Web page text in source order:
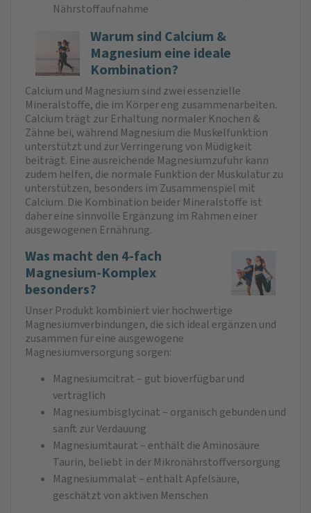
Nährstoffaufnahme
Warum sind Calcium &
Magnesium eine ideale
Kombination?
Calcium und Magnesium sind zwei essenzielle
Mineralstoffe, die im Körper eng zusammenarbeiten.
Calcium trägt zur Erhaltung normaler Knochen &
Zähne bei, während Magnesium die Muskelfunktion
unterstützt und zur Verringerung von Müdigkeit
beiträgt. Eine ausreichende Magnesiumzufuhr kann
zudem helfen, die normale Funktion der Muskulatur zu
unterstützen, besonders im Zusammenspiel mit
Calcium. Die Kombination beider Mineralstoffe ist
daher eine sinnvolle Ergänzung im Rahmen einer
ausgewogenen Ernährung.
Was macht den 4-fach
Magnesium-Komplex
besonders?
Unser Produkt kombiniert vier hochwertige
Magnesiumverbindungen, die sich ideal ergänzen und
zusammen für eine ausgewogene
Magnesiumversorgung sorgen:
Magnesiumcitrat – gut bioverfügbar und
verträglich
Magnesiumbisglycinat – organisch gebunden und
sanft zur Verdauung
Magnesiumtaurat – enthält die Aminosäure
Taurin, beliebt in der Mikronährstoffversorgung
Magnesiummalat – enthält Apfelsäure,
geschätzt von aktiven Menschen